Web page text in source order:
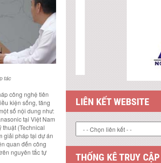
tác
công nghệ tiên
kiện sống, tăng
số nội dung như:
tại Việt Nam
(Technical
giải pháp tại dự án
quan đến công
nguyên tắc tự
LIÊN KẾT WEBSITE